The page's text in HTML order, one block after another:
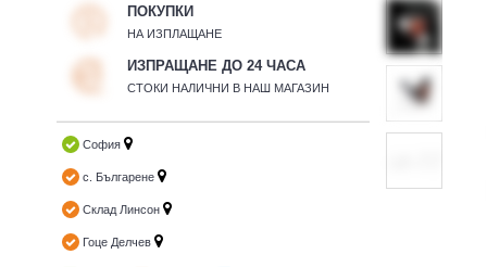
ПОКУПКИ
НА ИЗПЛАЩАНЕ
ИЗПРАЩАНЕ ДО 24 ЧАСА
СТОКИ НАЛИЧНИ В НАШ МАГАЗИН
София
с. Българене
Склад Линсон
Гоце Делчев